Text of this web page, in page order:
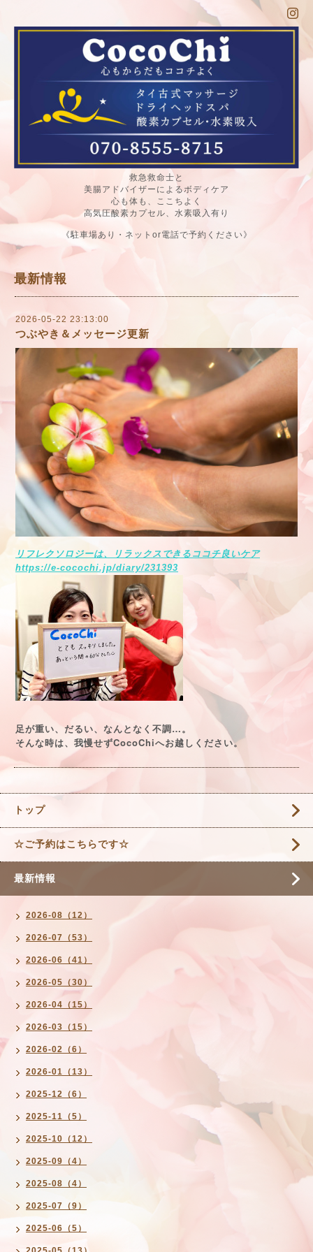
救急救命士と
美腸アドバイザーによるボディケア
心も体も、ここちよく
高気圧酸素カプセル、水素吸入有り
《駐車場あり・ネットor電話で予約ください》
最新情報
2026-05-22 23:13:00
つぶやき＆メッセージ更新
リフレクソロジーは、リラックスできるココチ良いケア
https://e-cocochi.jp/diary/231393
足が重い、だるい、なんとなく不調 … 。
そんな時は、我慢せずCocoChiへお越しください。
トップ
☆ご予約はこちらです☆
最新情報
2026-08（12）
2026-07（53）
2026-06（41）
2026-05（30）
2026-04（15）
2026-03（15）
2026-02（6）
2026-01（13）
2025-12（6）
2025-11（5）
2025-10（12）
2025-09（4）
2025-08（4）
2025-07（9）
2025-06（5）